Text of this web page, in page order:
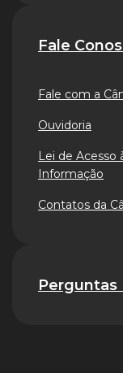
Fale
Fale com a
Ouvidoria
Lei de Acesso
Informação
Contatos da